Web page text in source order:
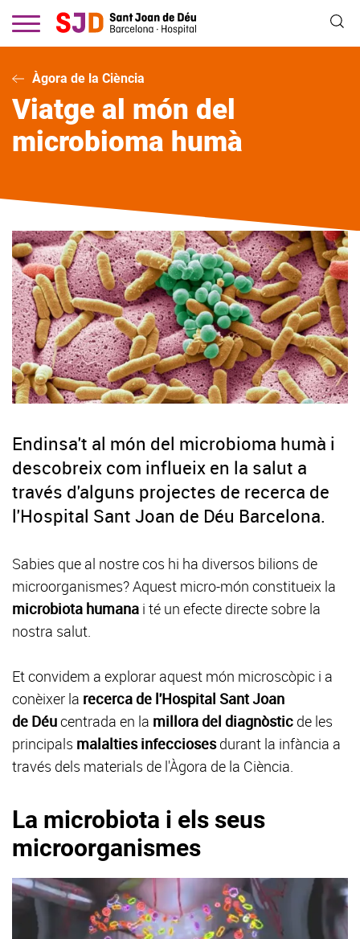
contingut
Àgora de la Ciència
Viatge al món del
microbioma humà
Endinsa't al món del microbioma humà i
descobreix com influeix en la salut a
través d'alguns projectes de recerca de
l'Hospital Sant Joan de Déu Barcelona.
Sabies que al nostre cos hi ha diversos bilions de
microorganismes? Aquest micro-món constitueix la
microbiota humana i té un efecte directe sobre la
nostra salut.
Et convidem a explorar aquest món microscòpic i a
conèixer la recerca de l'Hospital Sant Joan
de Déucentrada en la millora del diagnòstic de les
principals malalties infecciosesdurant la infància a
través dels materials de l'Àgora de la Ciència.
La microbiota i els seus
microorganismes